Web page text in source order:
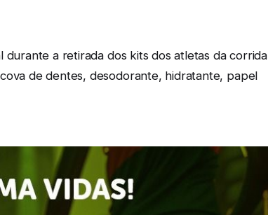
a retirada dos kits dos atletas da corrida
de dentes, desodorante, hidratante, papel